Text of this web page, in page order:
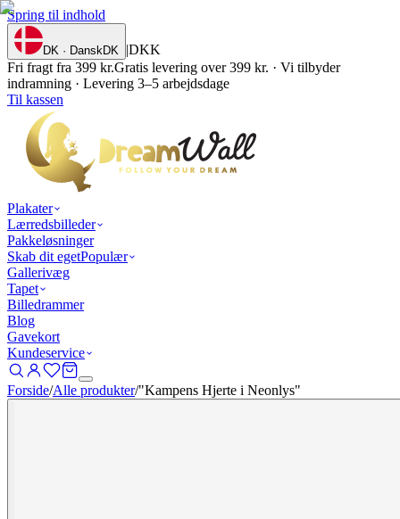
Spring til indhold
DK · DanskDK |DKK
Fri fragt fra 399 kr.Gratis levering over 399 kr. · Vi tilbyder
indramning · Levering 3–5 arbejdsdage
Til kassen
Plakater
Lærredsbilleder
Pakkeløsninger
Skab dit egetPopulær
Gallerivæg
Tapet
Billedrammer
Blog
Gavekort
Kundeservice
Forside/Alle produkter/"Kampens Hjerte i Neonlys"